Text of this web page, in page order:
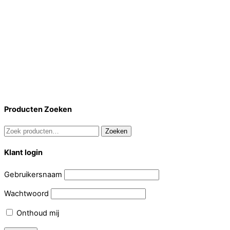
Producten Zoeken
Zoeken
Zoeken
Klant login
Gebruikersnaam
Wachtwoord
Onthoud mij